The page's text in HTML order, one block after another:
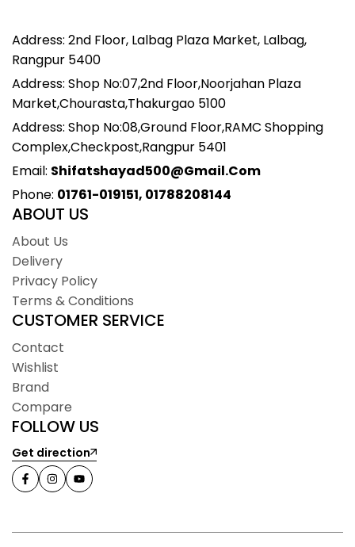
Address: 2nd Floor, Lalbag Plaza Market, Lalbag,
Rangpur 5400
Address: Shop No:07,2nd Floor,Noorjahan Plaza
Market,Chourasta,Thakurgao 5100
Address: Shop No:08,Ground Floor,RAMC Shopping
Complex,Checkpost,Rangpur 5401
Email: Shifatshayad500@gmail.com
Phone: 01761-019151, 01788208144
ABOUT US
About Us
Delivery
Privacy Policy
Terms & Conditions
CUSTOMER SERVICE
Contact
Wishlist
Brand
Compare
FOLLOW US
Get direction